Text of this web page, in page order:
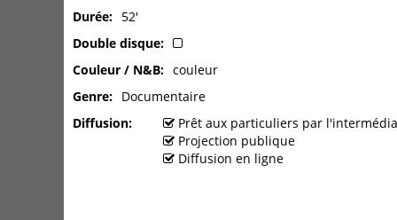
Durée
52'
Double disque
Couleur / N&B
couleur
Genre
Documentaire
Diffusion
Prêt aux particuliers par
Projection publique
Diffusion en ligne